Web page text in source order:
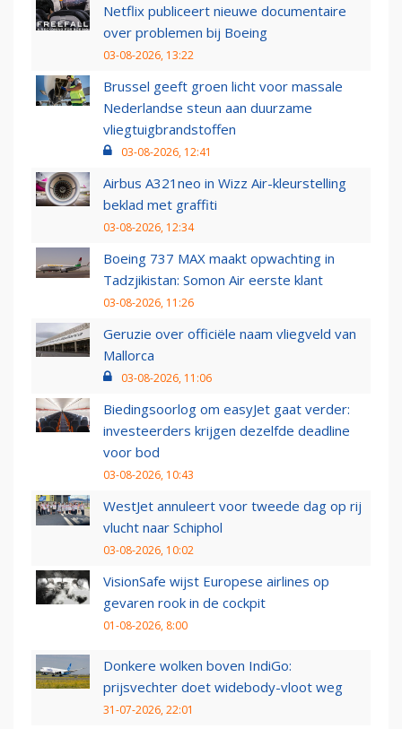
Netflix publiceert nieuwe documentaire
over problemen bij Boeing
03-08-2026, 13:22
Brussel geeft groen licht voor massale
Nederlandse steun aan duurzame
vliegtuigbrandstoffen
03-08-2026, 12:41
Airbus A321neo in Wizz Air-kleurstelling
beklad met graffiti
03-08-2026, 12:34
Boeing 737 MAX maakt opwachting in
Tadzjikistan: Somon Air eerste klant
03-08-2026, 11:26
Geruzie over officiële naam vliegveld van
Mallorca
03-08-2026, 11:06
Biedingsoorlog om easyJet gaat verder:
investeerders krijgen dezelfde deadline
voor bod
03-08-2026, 10:43
WestJet annuleert voor tweede dag op rij
vlucht naar Schiphol
03-08-2026, 10:02
VisionSafe wijst Europese airlines op
gevaren rook in de cockpit
01-08-2026, 8:00
Donkere wolken boven IndiGo:
prijsvechter doet widebody-vloot weg
31-07-2026, 22:01